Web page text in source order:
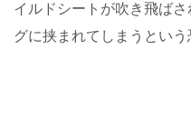
イルドシートが吹き飛ば
グに挟まれてしまうという